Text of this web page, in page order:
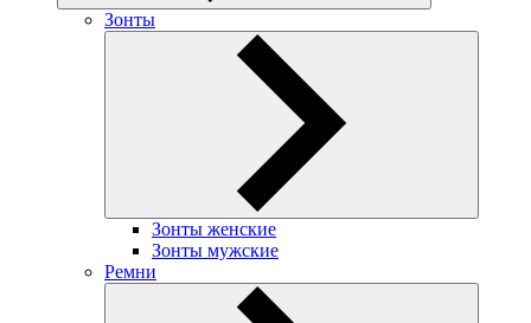
Зонты
Зонты женские
Зонты мужские
Ремни